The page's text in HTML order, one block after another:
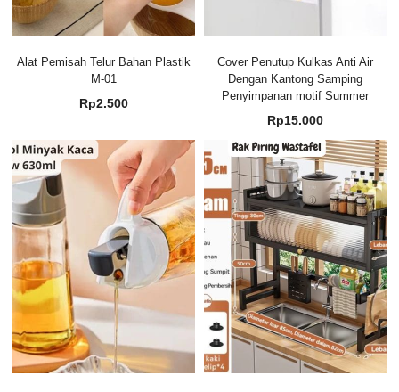
Alat Pemisah Telur Bahan Plastik
M-01
Rp2.500
Cover Penutup Kulkas Anti Air
Dengan Kantong Samping
Penyimpanan motif Summer
Rp15.000